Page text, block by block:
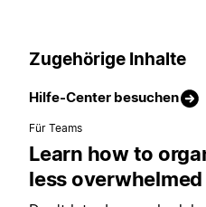
Zugehörige Inhalte
Hilfe-Center besuchen
Für Teams
Learn how to
less overwhelmed